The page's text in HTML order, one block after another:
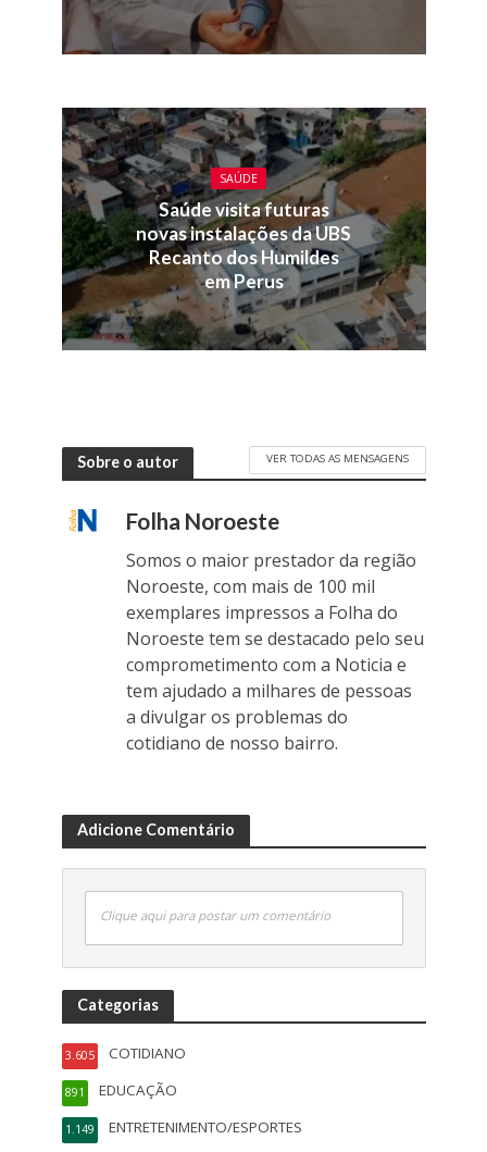
SAÚDE
Saúde visita futuras
novas instalações da UBS
Recanto dos Humildes
em Perus
Sobre o autor VER TODAS AS MENSAGENS
Folha Noroeste
Somos o maior prestador da região
Noroeste, com mais de 100 mil
exemplares impressos a Folha do
Noroeste tem se destacado pelo seu
comprometimento com a Noticia e
tem ajudado a milhares de pessoas
a divulgar os problemas do
cotidiano de nosso bairro.
Adicione Comentário
Clique aqui para postar um comentário
Categorias
COTIDIANO
3.605
EDUCAÇÃO
891
ENTRETENIMENTO/ESPORTES
1.149